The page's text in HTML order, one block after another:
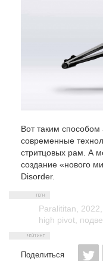
Вот таким способом
современные
стритцовых рам. А
создание «нового
Disorder.
Paralititan, 2022,
high pivot,
Поделиться